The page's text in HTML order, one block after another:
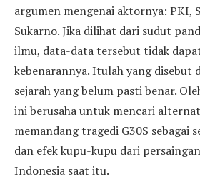
argumen mengenai aktornya: PKI,
Sukarno. Jika dilihat dari sudut
ilmu, data-data tersebut tidak
kebenarannya. Itulah yang disebut
sejarah yang belum pasti benar.
ini berusaha untuk mencari
memandang tragedi G30S sebagai
dan efek kupu-kupu dari
Indonesia saat itu.